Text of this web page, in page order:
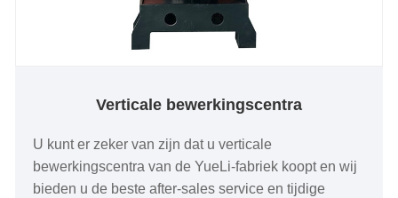
Verticale bewerkingscentra
U kunt er zeker van zijn dat u verticale
bewerkingscentra van de YueLi-fabriek koopt en wij
bieden u de beste after-sales service en tijdige